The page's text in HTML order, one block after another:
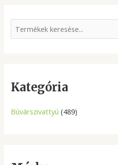
e
c
Kategória
Búvárszivattyú (489)